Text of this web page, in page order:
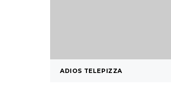
ADIOS TELEPIZZA